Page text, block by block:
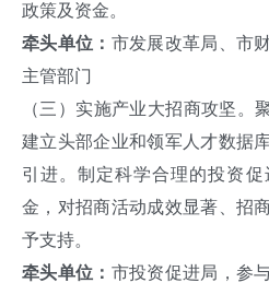
政策及资金。
牵头单位： 市发展改革局、市
主管部门
（三）实施产业大招商攻坚。
建立头部企业和领军人才数据
引进。制定科学合理的投资
金，对招商活动成效显著、招
予支持。
牵头单位： 市投资促进局，参